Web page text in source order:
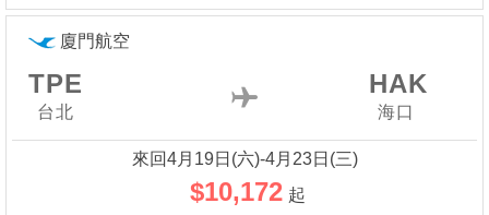
廈門航空
TPE
台北
HAK
海口
來回4月19日(六)-4月23日(三)
$10,172 起